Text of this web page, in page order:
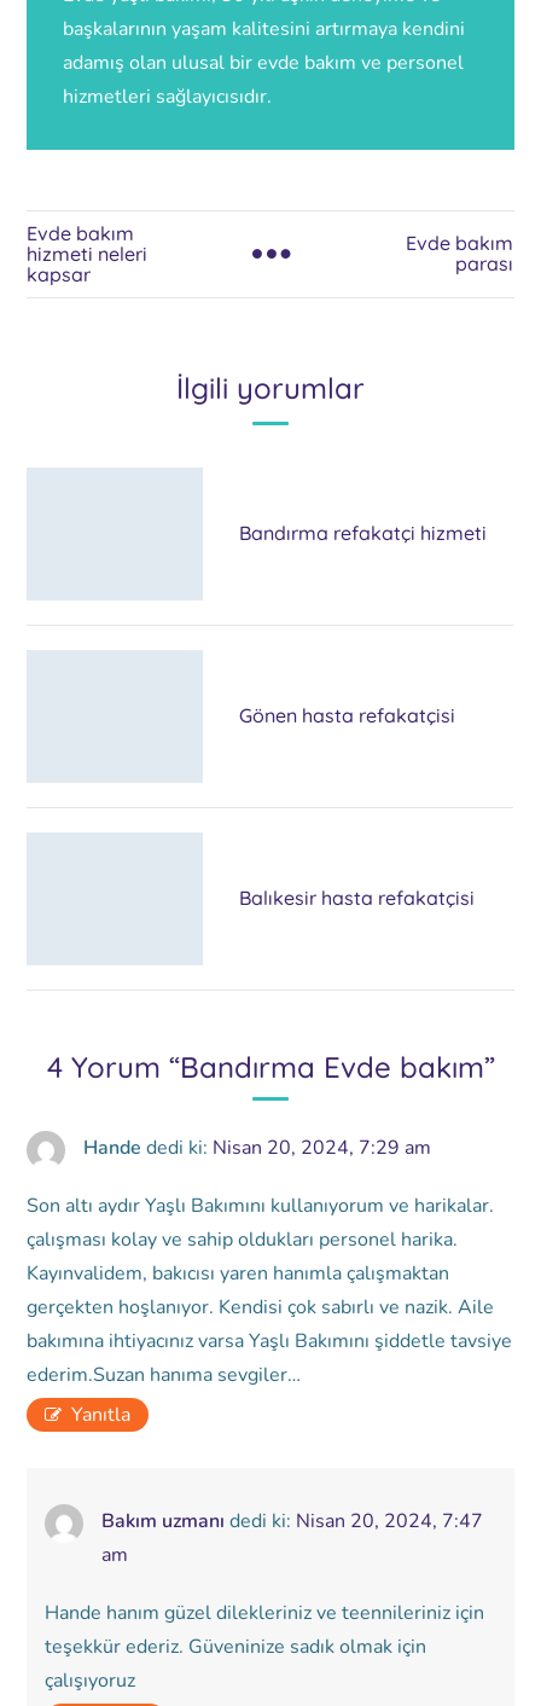
başkalarının yaşam kalitesini artırmaya kendini
adamış olan ulusal bir evde bakım ve personel
hizmetleri sağlayıcısıdır.
Evde bakım
hizmeti neleri
kapsar
Evde bakım
parası
İlgili yorumlar
Bandırma refakatçi hizmeti
Gönen hasta refakatçisi
Balıkesir hasta refakatçisi
4 Yorum “Bandırma Evde bakım”
Hande dedi ki: Nisan 20, 2024, 7:29 am
Son altı aydır Yaşlı Bakımını kullanıyorum ve harikalar.
çalışması kolay ve sahip oldukları personel harika.
Kayınvalidem, bakıcısı yaren hanımla çalışmaktan
gerçekten hoşlanıyor. Kendisi çok sabırlı ve nazik. Aile
bakımına ihtiyacınız varsa Yaşlı Bakımını şiddetle tavsiye
ederim.Suzan hanıma sevgiler…
Yanıtla
Bakım uzmanı dedi ki: Nisan 20, 2024, 7:47
am
Hande hanım güzel dilekleriniz ve teennileriniz için
teşekkür ederiz. Güveninize sadık olmak için
çalışıyoruz